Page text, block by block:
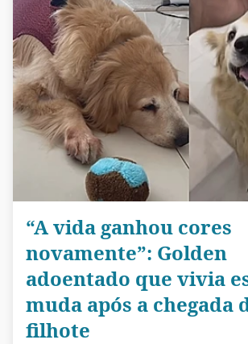
“A vida ganhou cores
novamente”: Golden
adoentado que vivia
muda após a chegada
filhote